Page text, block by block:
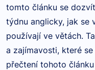
tomto článku se
týdnu anglicky, jak se
používají ve větách.
a zajímavosti, které
přečtení tohoto